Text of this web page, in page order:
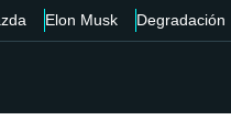
Elon Musk Degradación